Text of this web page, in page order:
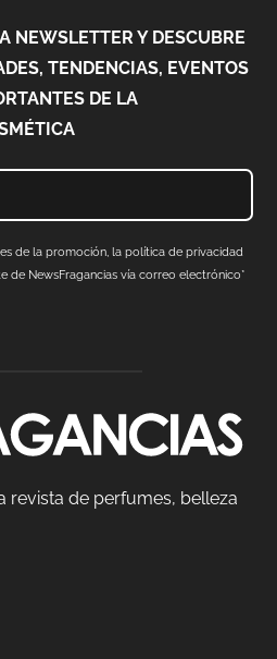
NEWSLETTER Y DESCUBRE
TENDENCIAS, EVENTOS
DE LA
de la promoción, la política de privacidad
de NewsFragancias vía correo electrónico*
revista de perfumes, belleza